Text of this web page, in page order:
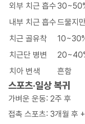
외부 치근 흡수
내부 치근 흡수드물지
치근 골유착
치근단 병변
치아 변색
흔함
스포츠·일상 복귀
가벼운 운동: 2주 후
접촉 스포츠: 3개월 후